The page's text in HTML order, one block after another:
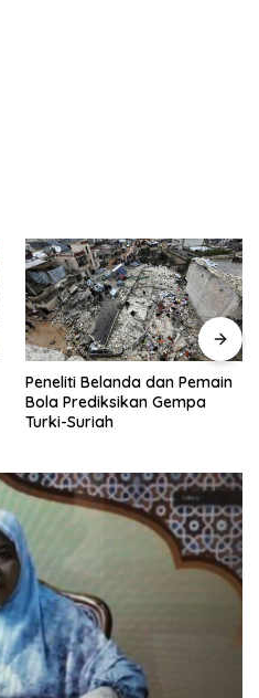
Peneliti Belanda dan Pemain
Bola Prediksikan Gempa
Turki-Suriah